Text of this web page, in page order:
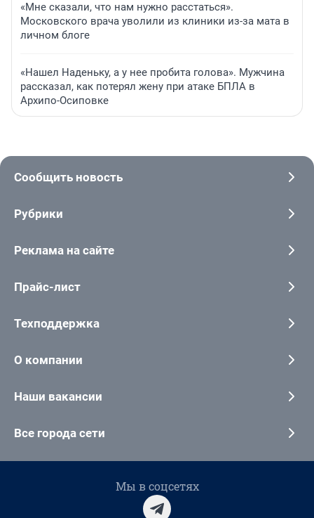
«Мне сказали, что нам нужно расстаться».
Московского врача уволили из клиники из-за мата в
личном блоге
«Нашел Наденьку, а у нее пробита голова». Мужчина
рассказал, как потерял жену при атаке БПЛА в
Архипо-Осиповке
Сообщить новость
Рубрики
Реклама на сайте
Прайс-лист
Техподдержка
О компании
Наши вакансии
Все города сети
Мы в соцсетях